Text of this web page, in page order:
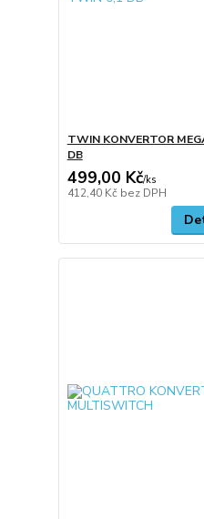
TWIN KONVERTOR
DB
499,00 Kč/ks
412,40 Kč bez DPH